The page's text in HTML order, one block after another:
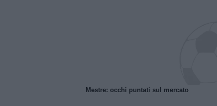
Mestre: occhi puntati sul mercato